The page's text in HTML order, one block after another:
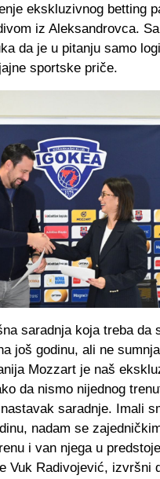
ekskluzivnog betting
iz Aleksandrovca.
da je u pitanju samo
sportske priče.
saradnja koja treba da
još godinu, ali ne
Mozzart je naš
da nismo nijednog
saradnje. Imali
nadam se
i van njega u
Vuk Radivojević, izvršni